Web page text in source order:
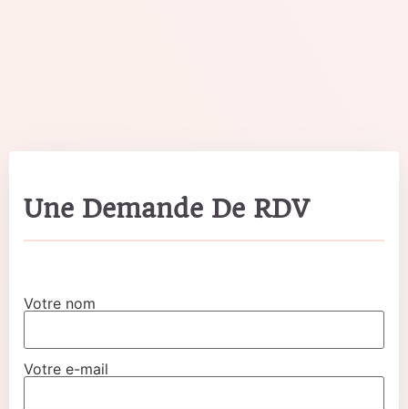
Une Demande De RDV
Votre nom
Votre e-mail